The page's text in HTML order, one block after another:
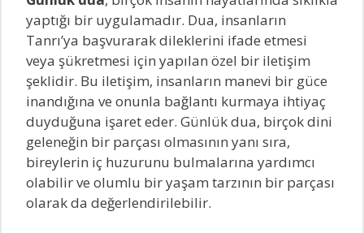
yaptığı bir uygulamadır. Dua, insanların
Tanrı’ya başvurarak dileklerini ifade etmesi
veya şükretmesi için yapılan özel bir iletişim
şeklidir. Bu iletişim, insanların manevi bir güce
inandığına ve onunla bağlantı kurmaya ihtiyaç
duyduğuna işaret eder. Günlük dua, birçok dini
geleneğin bir parçası olmasının yanı sıra,
bireylerin iç huzurunu bulmalarına yardımcı
olabilir ve olumlu bir yaşam tarzının bir parçası
olarak da değerlendirilebilir.